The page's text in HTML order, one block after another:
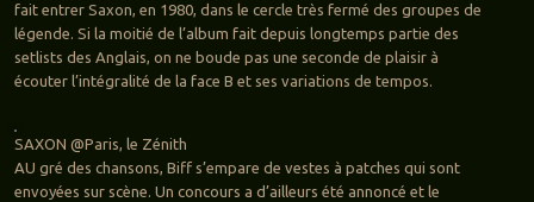
fait entrer Saxon, en 1980, dans le cercle très fermé des groupes de
légende. Si la moitié de l’album fait depuis longtemps partie des
setlists des Anglais, on ne boude pas une seconde de plaisir à
écouter l’intégralité de la face B et ses variations de tempos.
SAXON @Paris, le Zénith
AU gré des chansons, Biff s’empare de vestes à patches qui sont
envoyées sur scène. Un concours a d’ailleurs été annoncé et le